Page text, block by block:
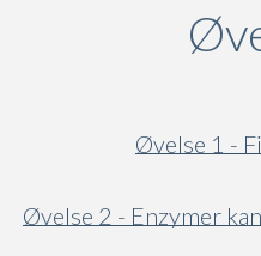
Øvelse 1 -
Øvelse 2 - Enzymer